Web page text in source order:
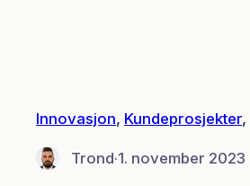
Innovasjon, Kundeprosjekter,
Trond·1. november 2023